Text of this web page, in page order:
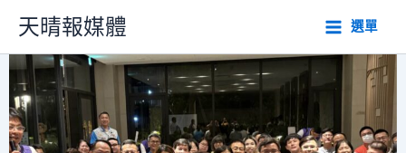
主
要
容
天晴報媒體 選單